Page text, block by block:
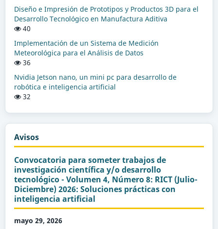
Diseño e Impresión de Prototipos y Productos 3D para el
Desarrollo Tecnológico en Manufactura Aditiva
40
Implementación de un Sistema de Medición
Meteorológica para el Análisis de Datos
36
Nvidia Jetson nano, un mini pc para desarrollo de
robótica e inteligencia artificial
32
Avisos
Convocatoria para someter trabajos de
investigación científica y/o desarrollo
tecnológico - Volumen 4, Número 8: RICT (Julio-
Diciembre) 2026: Soluciones prácticas con
inteligencia artificial
mayo 29, 2026